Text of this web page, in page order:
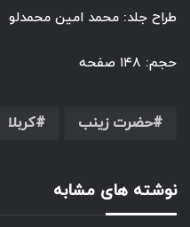
طراح جلد: محمد امین محمدلو
حجم: ۱۴۸ صفحه
حضرت زینب کربلا
نوشته های مشابه